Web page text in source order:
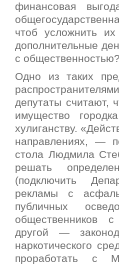
финансовая
чтоб усложнить
дополнительные
с
Одно из таких
депутаты считают,
имущество
хулиганству.
направлениях, —
стола Людмила
решать
(подключить
рекламы с
публичных
общественников
другой —
наркотического
проработать с